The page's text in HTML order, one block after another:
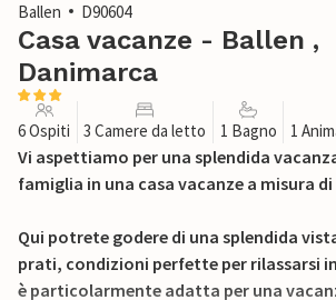
Ballen
D90604
Casa vacanze - Ballen ,
Danimarca
6 Ospiti 3 Camere da letto 1 Bagno 1
Vi aspettiamo per una splendida
famiglia in una casa vacanze a misura
Qui potrete godere di una splendida
prati, condizioni perfette per rilassarsi
è particolarmente adatta per una